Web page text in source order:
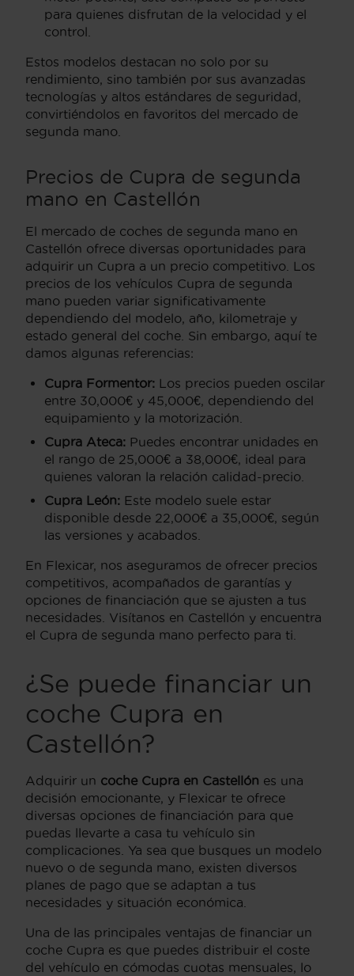
para quienes disfrutan de la velocidad y el
control.
Estos modelos destacan no solo por su
rendimiento, sino también por sus avanzadas
tecnologías y altos estándares de seguridad,
convirtiéndolos en favoritos del mercado de
segunda mano.
Precios de Cupra de segunda
mano en Castellón
El mercado de coches de segunda mano en
Castellón ofrece diversas oportunidades para
adquirir un Cupra a un precio competitivo. Los
precios de los vehículos Cupra de segunda
mano pueden variar significativamente
dependiendo del modelo, año, kilometraje y
estado general del coche. Sin embargo, aquí te
damos algunas referencias:
Cupra Formentor: Los precios pueden oscilar
entre 30,000€ y 45,000€, dependiendo del
equipamiento y la motorización.
Cupra Ateca: Puedes encontrar unidades en
el rango de 25,000€ a 38,000€, ideal para
quienes valoran la relación calidad-precio.
Cupra León: Este modelo suele estar
disponible desde 22,000€ a 35,000€, según
las versiones y acabados.
En Flexicar, nos aseguramos de ofrecer precios
competitivos, acompañados de garantías y
opciones de financiación que se ajusten a tus
necesidades. Visítanos en Castellón y encuentra
el Cupra de segunda mano perfecto para ti.
¿Se puede financiar un
coche Cupra en
Castellón?
Adquirir un coche Cupra en Castellón es una
decisión emocionante, y Flexicar te ofrece
diversas opciones de financiación para que
puedas llevarte a casa tu vehículo sin
complicaciones. Ya sea que busques un modelo
nuevo o de segunda mano, existen diversos
planes de pago que se adaptan a tus
necesidades y situación económica.
Una de las principales ventajas de financiar un
coche Cupra es que puedes distribuir el coste
del vehículo en cómodas cuotas mensuales, lo